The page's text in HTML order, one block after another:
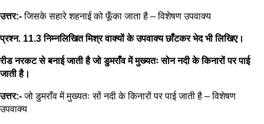
उत्तर:-जिसके सहारे शहनाई को फूँका जाता है – विशेषण उपवाक्य
प्रश्न. 11.3 निम्नलिखित मिश्र वाक्यों के उपवाक्य छाँटकर भेद भी लिखिए।
रीड नरकट से बनाई जाती है जो डुमराँव में मुख्यतः सोन नदी के किनारों पर पाई
जाती है।
उत्तर:-जो डुमराँव में मुख्यतः सों नदी के किनारों पर पाई जाती है – विशेषण
उपवाक्य